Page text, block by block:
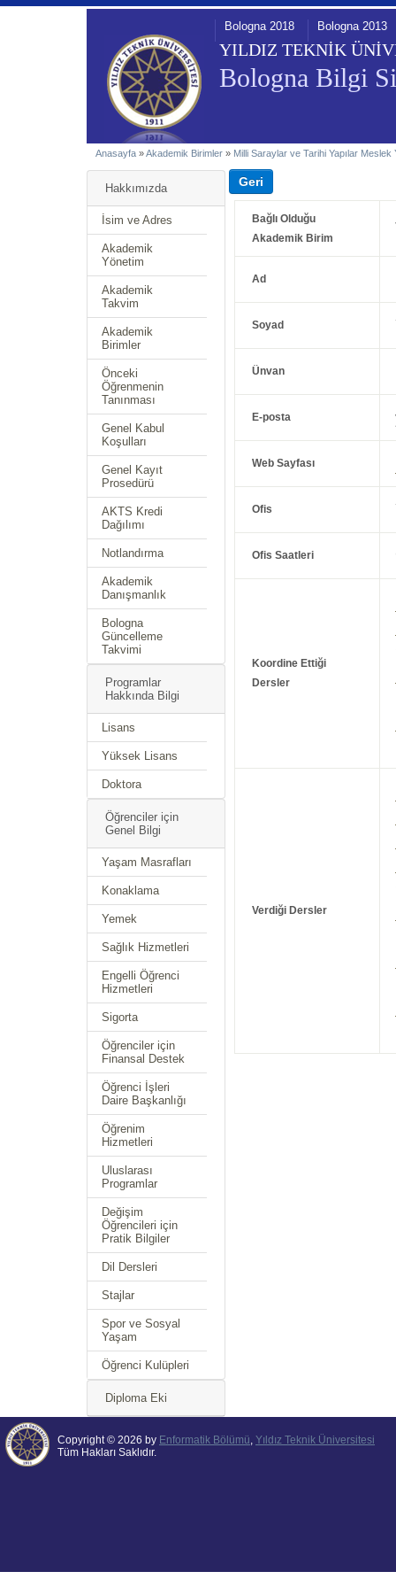
YILDIZ TEKNİK
Bologna Bilgi
Bologna 2018 Bologna 2013
Anasayfa »Akademik Birimler » Milli Saraylar ve Tarihi Yapılar
Hakkımızda
İsim ve Adres
Akademik
Yönetim
Akademik
Takvim
Akademik
Birimler
Önceki
Öğrenmenin
Tanınması
Genel Kabul
Koşulları
Genel Kayıt
Prosedürü
AKTS Kredi
Dağılımı
Notlandırma
Akademik
Danışmanlık
Bologna
Güncelleme
Takvimi
Programlar
Hakkında Bilgi
Lisans
Yüksek Lisans
Doktora
Öğrenciler için
Genel Bilgi
Yaşam Masrafları
Konaklama
Yemek
Sağlık Hizmetleri
Engelli Öğrenci
Hizmetleri
Sigorta
Öğrenciler için
Finansal Destek
Öğrenci İşleri
Daire Başkanlığı
Öğrenim
Hizmetleri
Uluslarası
Programlar
Değişim
Öğrencileri için
Pratik Bilgiler
Dil Dersleri
Stajlar
Spor ve Sosyal
Yaşam
Öğrenci Kulüpleri
Diploma Eki
Bağlı Olduğu
Akademik Birim
Ad
Soyad
Ünvan
E-posta
Web Sayfası
Ofis
Ofis Saatleri
Koordine Ettiği
Dersler
Verdiği Dersler
Copyright © 2026 by Enformatik Bölümü, Yıldız Teknik Üniversitesi
Tüm Hakları Saklıdır.